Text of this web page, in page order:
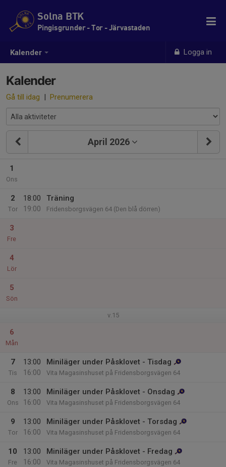
Kalender Logga in
Solna BTK
Pingisgrunder - Tor - Järvastaden
Kalender
Gå till idag | Prenumerera
April 2026
1
Ons
2
Tor
18:00
19:00
Träning
Fridensborgsvägen 64 (Den blå dörren)
3
Fre
4
Lör
5
Sön
v.15
6
Mån
7
Tis
13:00
16:00
Miniläger under Påsklovet - Tisdag
Vita Magasinshuset på Fridensborgsvägen 64
8
Ons
13:00
16:00
Miniläger under Påsklovet - Onsdag
Vita Magasinshuset på Fridensborgsvägen 64
9
Tor
13:00
16:00
Miniläger under Påsklovet - Torsdag
Vita Magasinshuset på Fridensborgsvägen 64
10
Fre
13:00
16:00
Miniläger under Påsklovet - Fredag
Vita Magasinshuset på Fridensborgsvägen 64